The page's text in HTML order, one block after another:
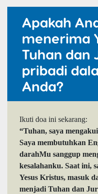
Apakah
menerima
Tuhan dan
pribadi
Anda?
Ikuti doa ini sekarang:
“Tuhan, saya
Saya membutuhkan
darahMu sanggup
kesalahanku. Saat ini,
Yesus Kristus, masuk
menjadi Tuhan dan